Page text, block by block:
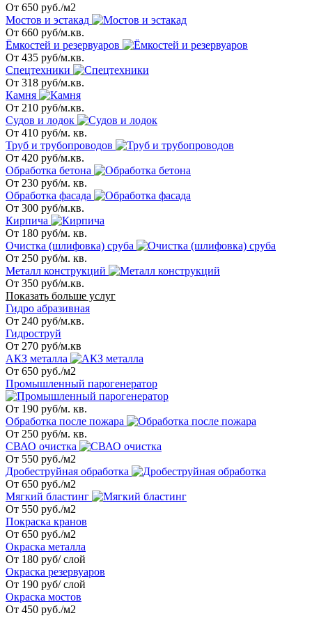
От 650 руб./м2
Мостов и эстакад
От 660 руб/м.кв.
Ёмкостей и резервуаров
От 435 руб/м.кв.
Спецтехники
От 318 руб/м.кв.
Камня
От 210 руб/м.кв.
Судов и лодок
От 410 руб/м. кв.
Труб и трубопроводов
От 420 руб/м.кв.
Обработка бетона
От 230 руб/м. кв.
Обработка фасада
От 300 руб/м.кв.
Кирпича
От 180 руб/м. кв.
Очистка (шлифовка) сруба
От 250 руб/м. кв.
Металл конструкций
От 350 руб/м.кв.
Показать больше услуг
Гидро абразивная
От 240 руб/м.кв.
Гидроструй
От 270 руб/м.кв
АКЗ металла
От 650 руб./м2
Промышленный парогенератор
От 190 руб/м. кв.
Обработка после пожара
От 250 руб/м. кв.
СВАО очистка
От 550 руб./м2
Дробеструйная обработка
От 650 руб./м2
Мягкий бластинг
От 550 руб./м2
Покраска кранов
От 650 руб./м2
Окраска металла
От 180 руб/ слой
Окраска резервуаров
От 190 руб/ слой
Окраска мостов
От 450 руб./м2